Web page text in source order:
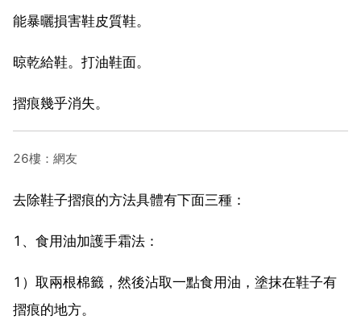
能暴曬損害鞋皮質鞋。
晾乾給鞋。打油鞋面。
摺痕幾乎消失。
26樓：網友
去除鞋子摺痕的方法具體有下面三種：
1、食用油加護手霜法：
1）取兩根棉籤，然後沾取一點食用油，塗抹在鞋子有
摺痕的地方。